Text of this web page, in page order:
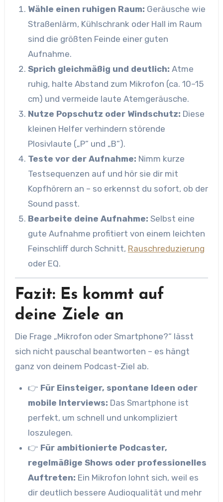
Wähle einen ruhigen Raum: Geräusche wie
Straßenlärm, Kühlschrank oder Hall im Raum
sind die größten Feinde einer guten
Aufnahme.
Sprich gleichmäßig und deutlich: Atme
ruhig, halte Abstand zum Mikrofon (ca. 10–15
cm) und vermeide laute Atemgeräusche.
Nutze Popschutz oder Windschutz: Diese
kleinen Helfer verhindern störende
Plosivlaute („P“ und „B“).
Teste vor der Aufnahme: Nimm kurze
Testsequenzen auf und hör sie dir mit
Kopfhörern an – so erkennst du sofort, ob der
Sound passt.
Bearbeite deine Aufnahme: Selbst eine
gute Aufnahme profitiert von einem leichten
Feinschliff durch Schnitt, Rauschreduzierung
oder EQ.
Fazit: Es kommt auf
deine Ziele an
Die Frage „Mikrofon oder Smartphone?“ lässt
sich nicht pauschal beantworten – es hängt
ganz von deinem Podcast-Ziel ab.
👉 Für Einsteiger, spontane Ideen oder
mobile Interviews: Das Smartphone ist
perfekt, um schnell und unkompliziert
loszulegen.
👉 Für ambitionierte Podcaster,
regelmäßige Shows oder professionelles
Auftreten: Ein Mikrofon lohnt sich, weil es
dir deutlich bessere Audioqualität und mehr